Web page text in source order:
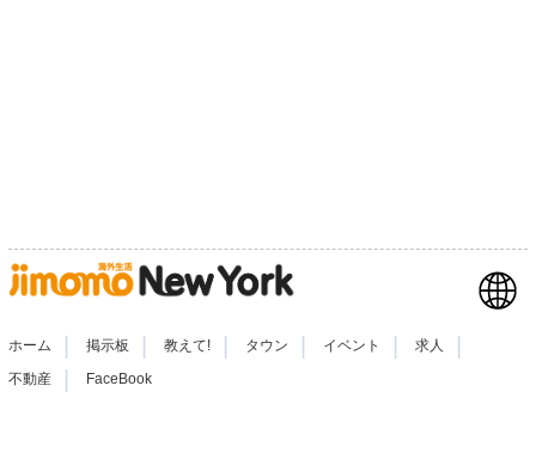
ホーム 掲示板 教えて! タウン イベント 求人
不動産 | FaceBook